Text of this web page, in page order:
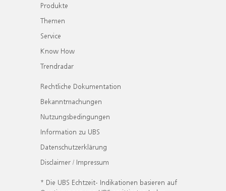
Produkte
Themen
Service
Know How
Trendradar
Rechtliche Dokumentation
Bekanntmachungen
Nutzungsbedingungen
Information zu UBS
Datenschutzerklärung
Disclaimer / Impressum
* Die UBS Echtzeit- Indikationen basieren auf